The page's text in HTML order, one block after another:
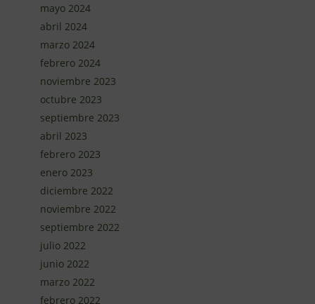
mayo 2024
abril 2024
marzo 2024
febrero 2024
noviembre 2023
octubre 2023
septiembre 2023
abril 2023
febrero 2023
enero 2023
diciembre 2022
noviembre 2022
septiembre 2022
julio 2022
junio 2022
marzo 2022
febrero 2022